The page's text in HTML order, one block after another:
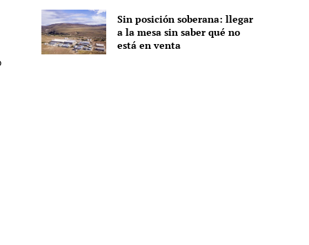
Sin posición soberana: llegar
a la mesa sin saber qué no
está en venta